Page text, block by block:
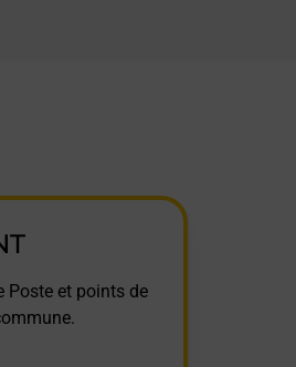
Poste et points de